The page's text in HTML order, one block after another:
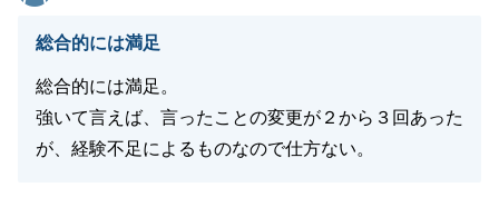
ますので、またお会いできることを楽しみにしており
ます。
何かございましたら、何なりとお申し付けくださいま
せ。
総合的には満足
総合的には満足。
強いて言えば、言ったことの変更が２から３回あった
が、経験不足によるものなので仕方ない。